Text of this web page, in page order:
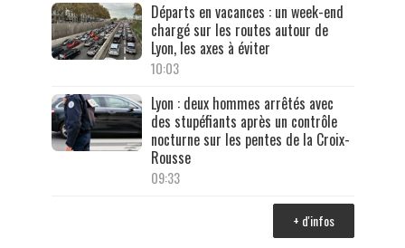
Départs en vacances : un week-end
chargé sur les routes autour de
Lyon, les axes à éviter
10:03
Lyon : deux hommes arrêtés avec
des stupéfiants après un contrôle
nocturne sur les pentes de la Croix-
Rousse
09:33
+ d'infos